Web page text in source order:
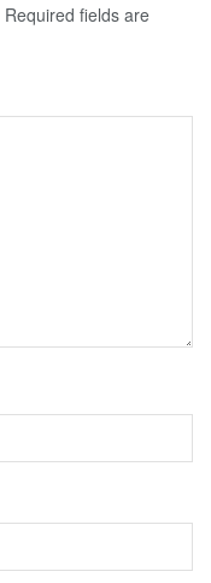
Required fields are